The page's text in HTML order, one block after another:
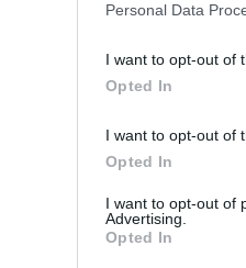
Personal Data
I want to opt-out of
Opted In
I want to opt-out of
Opted In
I want to opt-out of
Advertising.
Opted In
Open
vitória